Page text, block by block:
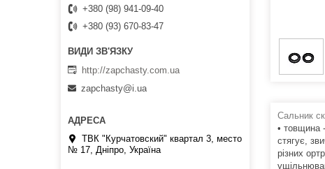
Сальник
• товщина
стягує,
різних
+380 (98) 941-09-40
+380 (93) 670-83-47
http://zapchasty.com.ua
zapchasty@i.ua
ТВК "Курчатовский" квартал 3, место
№ 17, Дніпро, Україна